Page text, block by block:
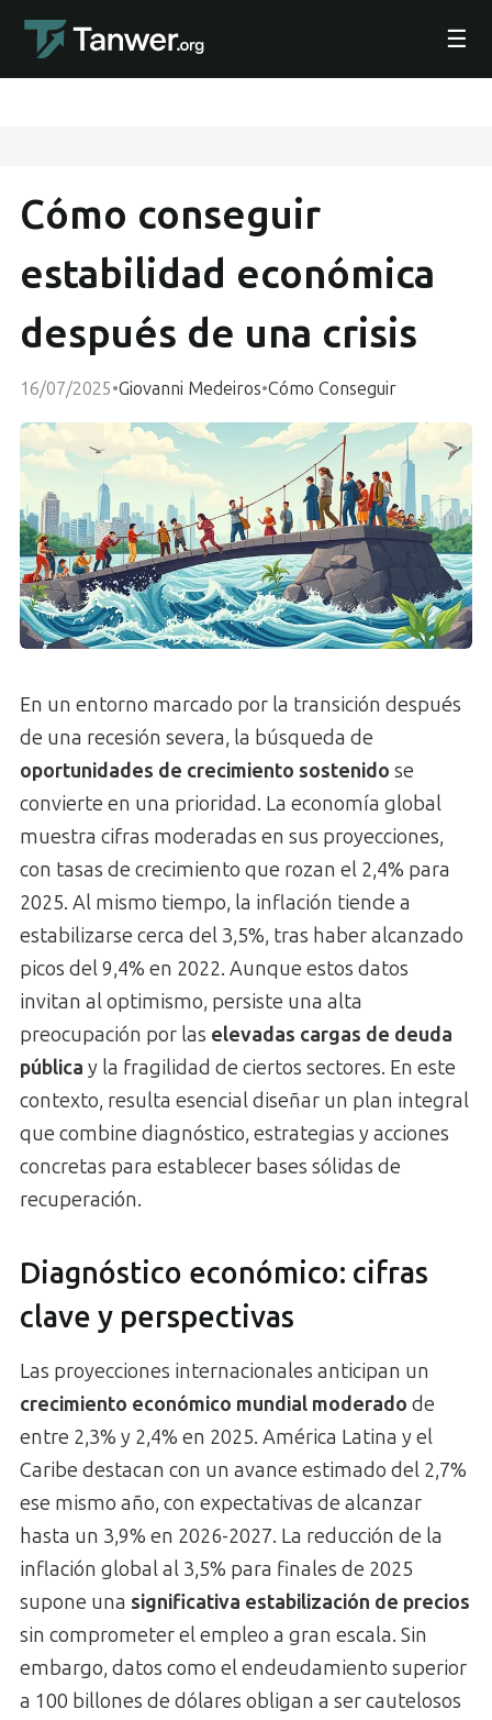
☰
Cómo conseguir
estabilidad económica
después de una crisis
16/07/2025•Giovanni Medeiros•Cómo Conseguir
En un entorno marcado por la transición después
de una recesión severa, la búsqueda de
oportunidades de crecimiento sostenido se
convierte en una prioridad. La economía global
muestra cifras moderadas en sus proyecciones,
con tasas de crecimiento que rozan el 2,4% para
2025. Al mismo tiempo, la inflación tiende a
estabilizarse cerca del 3,5%, tras haber alcanzado
picos del 9,4% en 2022. Aunque estos datos
invitan al optimismo, persiste una alta
preocupación por las elevadas cargas de deuda
pública y la fragilidad de ciertos sectores. En este
contexto, resulta esencial diseñar un plan integral
que combine diagnóstico, estrategias y acciones
concretas para establecer bases sólidas de
recuperación.
Diagnóstico económico: cifras
clave y perspectivas
Las proyecciones internacionales anticipan un
crecimiento económico mundial moderado de
entre 2,3% y 2,4% en 2025. América Latina y el
Caribe destacan con un avance estimado del 2,7%
ese mismo año, con expectativas de alcanzar
hasta un 3,9% en 2026-2027. La reducción de la
inflación global al 3,5% para finales de 2025
supone una significativa estabilización de precios
sin comprometer el empleo a gran escala. Sin
embargo, datos como el endeudamiento superior
a 100 billones de dólares obligan a ser cautelosos